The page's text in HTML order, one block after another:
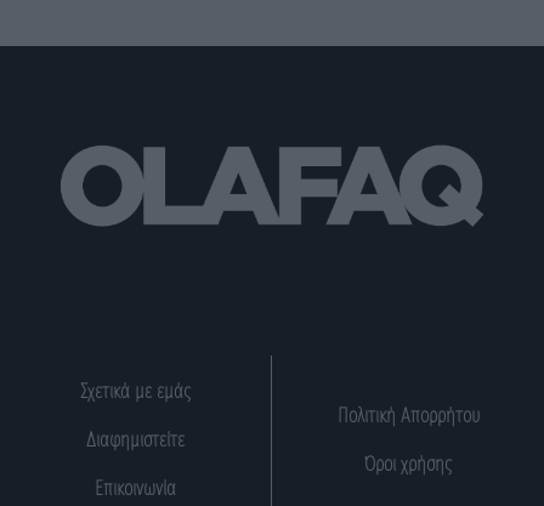
Σχετικά με εμάς
Διαφημιστείτε
Επικοινωνία
Πολιτική Απορρήτου
Όροι χρήσης